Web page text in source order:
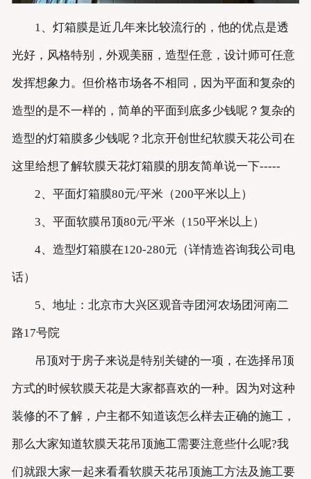
1、灯箱膜是近几年来比较流行的，他的优点是透
光好，风格特别，外观美丽，造型任意，设计师可任意
发挥想象力。但价格市场各不相同，因为平面和复杂的
造型的是不一样的，简单的平面到底多少钱呢？复杂的
造型的灯箱膜多少钱呢？北京开创世纪软膜天花公司在
这里给想了解软膜天花灯箱膜的朋友简单说一下-----
2、平面灯箱膜80元/平米（200平米以上）
3、平面软膜吊顶80元/平米（150平米以上）
4、造型灯箱膜在120-280元（详情造咨询我公司电
话）
5、地址：北京市大兴区观音寺团河农场团河南二
路17号院
吊顶对于房子来说是特别关键的一项，在选择吊顶
方式的时候软膜天花是大家都喜欢的一种。因为对这种
装修的不了解，户主都不知道该怎么样去正确的施工，
那么大家知道软膜天花吊顶施工需要注意些什么呢?我
们就跟大家一起来看看软膜天花吊顶施工方法及施工要